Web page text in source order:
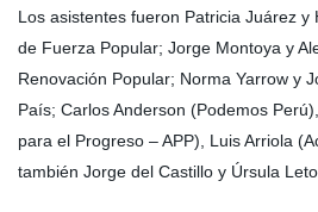
Los asistentes fueron Patricia Juárez y
de Fuerza Popular; Jorge Montoya y
Renovación Popular; Norma Yarrow y
País; Carlos Anderson (Podemos
para el Progreso – APP), Luis Arriola
también Jorge del Castillo y Úrsula